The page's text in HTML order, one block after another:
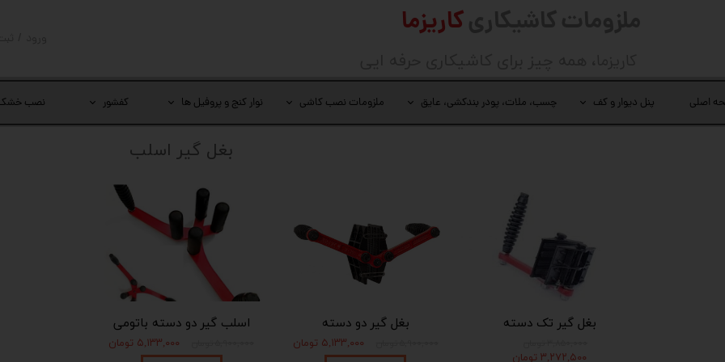
تغییر
کاریزما
اصلی پنل دیوار و کف چسب، ملات، پودر بندکشی، عایق ملزومات نصب کاشی نوار کنج و پروفیل ها کفشور نصب
بغل گیر تک دسته
۳,۲۷۲,۵۰۰ تومان
بغل گیر دو دسته
۵,۱۳۳,۰۰۰ تومان
اسلب گیر دو دسته باتومی
۵,۱۳۳,۰۰۰ تومان
بغل گیر اسلب